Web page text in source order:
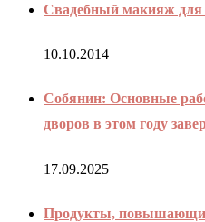
Свадебный макияж для
10.10.2014
Собянин: Основные
дворов в этом году
17.09.2025
Продукты,